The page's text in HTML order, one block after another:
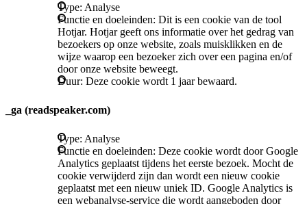
Type: Analyse
Functie en doeleinden: Dit is een cookie van de tool
Hotjar. Hotjar geeft ons informatie over het gedrag van
bezoekers op onze website, zoals muisklikken en de
wijze waarop een bezoeker zich over een pagina en/of
door onze website beweegt.
Duur: Deze cookie wordt 1 jaar bewaard.
_ga (readspeaker.com)
Type: Analyse
Functie en doeleinden: Deze cookie wordt door Google
Analytics geplaatst tijdens het eerste bezoek. Mocht de
cookie verwijderd zijn dan wordt een nieuw cookie
geplaatst met een nieuw uniek ID. Google Analytics is
een webanalyse-service die wordt aangeboden door